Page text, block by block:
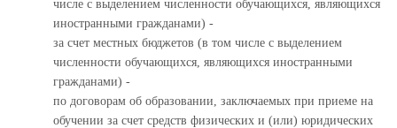
числе с выделением численности обучающихся, являющихся
иностранными гражданами) -
за счет местных бюджетов (в том числе с выделением
численности обучающихся, являющихся иностранными
гражданами) -
по договорам об образовании, заключаемых при приеме на
обучении за счет средств физических и (или) юридических